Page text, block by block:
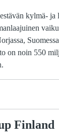
kylmä-
on noin 550
Finland